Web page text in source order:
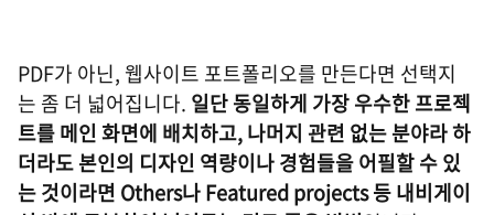
PDF가 아닌, 웹사이트 포트폴리오를 만든다면 선택지
는 좀 더 넓어집니다. 일단 동일하게 가장 우수한 프로젝
트를 메인 화면에 배치하고, 나머지 관련 없는 분야라 하
더라도 본인의 디자인 역량이나 경험들을 어필할 수 있
는 것이라면 Others나 Featured projects 등 내비게이